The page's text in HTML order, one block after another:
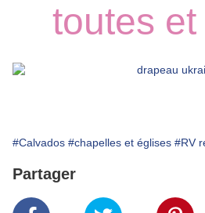
toutes et
#Calvados #chapelles et églises #RV
Partager